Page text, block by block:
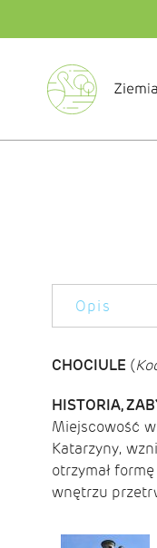
Opis
CHOCIULE (
HISTORIA,
Miejscowość
Katarzyny,
otrzymał
wnętrzu